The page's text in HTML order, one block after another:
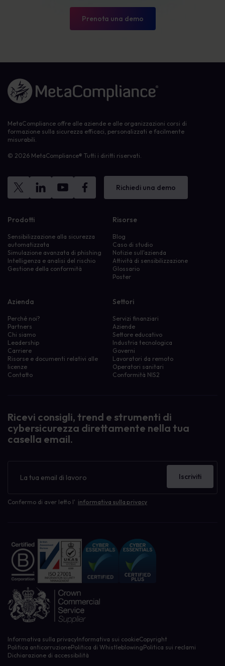
Prenota una demo
Link alla homepage
MetaCompliance offre alle aziende e alle organizzazioni corsi di
formazione sulla sicurezza efficaci, personalizzati e facilmente
misurabili.
© 2026 MetaCompliance® Tutti i diritti riservati.
Richiedi una demo
Prodotti
Sensibilizzazione alla sicurezza
automatizzata
Simulazione avanzata di phishing
Intelligenza e analisi del rischio
Gestione della conformità
Risorse
Blog
Caso di studio
Notizie sull'azienda
Attività di sensibilizzazione
Glossario
Poster
Azienda
Perché noi?
Partners
Chi siamo
Leadership
Carriere
Risorse e documenti relativi alle
licenze
Contatto
Settori
Servizi finanziari
Aziende
Settore educativo
Industria tecnologica
Governi
Lavoratori da remoto
Operatori sanitari
Conformità NIS2
Ricevi consigli, trend e strumenti di
cybersicurezza direttamente nella tua
casella email.
Confermo di aver letto l' informativa sulla privacy
Iscriviti
Informativa sulla privacyInformativa sui cookieCopyright
Politica anticorruzionePolitica di WhistleblowingPolitica sui reclami
Dichiarazione di accessibilità